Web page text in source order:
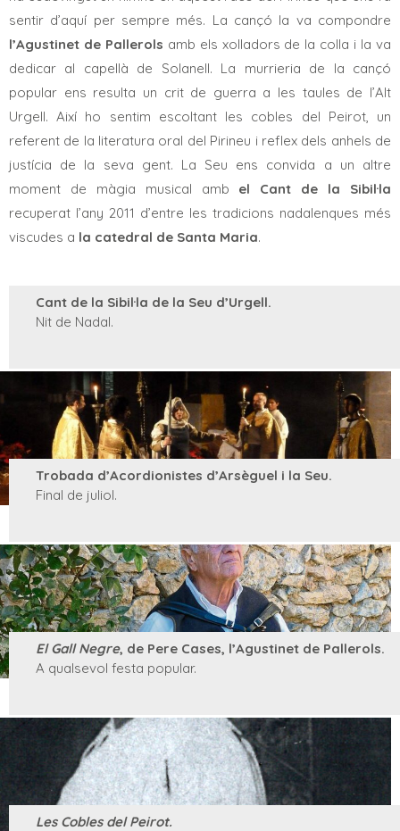
sentir d’aquí per sempre més. La cançó la va compondre
l’Agustinet de Pallerols amb els xolladors de la colla i la va
dedicar al capellà de Solanell. La murrieria de la cançó
popular ens resulta un crit de guerra a les taules de l’Alt
Urgell. Així ho sentim escoltant les cobles del Peirot, un
referent de la literatura oral del Pirineu i reflex dels anhels de
justícia de la seva gent. La Seu ens convida a un altre
moment de màgia musical amb el Cant de la Sibil·la
recuperat l’any 2011 d’entre les tradicions nadalenques més
viscudes a la catedral de Santa Maria.
Cant de la Sibil·la de la Seu d’Urgell.
Nit de Nadal.
Trobada d’Acordionistes d’Arsèguel i la Seu.
Final de juliol.
El Gall Negre, de Pere Cases, l’Agustinet de Pallerols.
A qualsevol festa popular.
Les Cobles del Peirot.